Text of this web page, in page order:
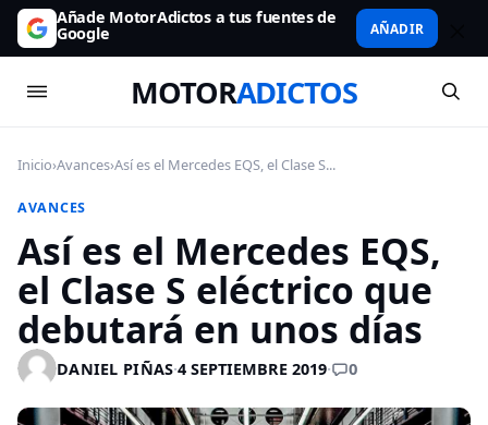
Añade MotorAdictos a tus fuentes de
Google AÑADIR
MOTORADICTOS
Inicio›Avances›Así es el Mercedes EQS, el Clase S...
AVANCES
Así es el Mercedes EQS,
el Clase S eléctrico que
debutará en unos días
DANIEL PIÑAS·4 SEPTIEMBRE 2019· 0